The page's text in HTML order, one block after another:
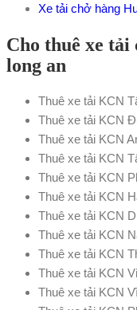
Xe tải chở hàng
Cho thuê xe
long an
Thuê xe tải KCN
Thuê xe tải KCN
Thuê xe tải KCN
Thuê xe tải KCN
Thuê xe tải KCN
Thuê xe tải KCN
Thuê xe tải KCN
Thuê xe tải KCN
Thuê xe tải KCN
Thuê xe tải KCN
Thuê xe tải KCN